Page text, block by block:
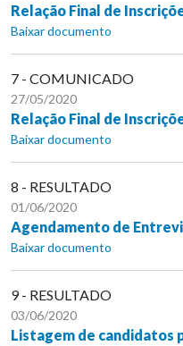
Relação Final de
Baixar documento
7 - COMUNICADO
27/05/2020
Relação Final de
Baixar documento
8 - RESULTADO
01/06/2020
Agendamento de
Baixar documento
9 - RESULTADO
03/06/2020
Listagem de candidatos